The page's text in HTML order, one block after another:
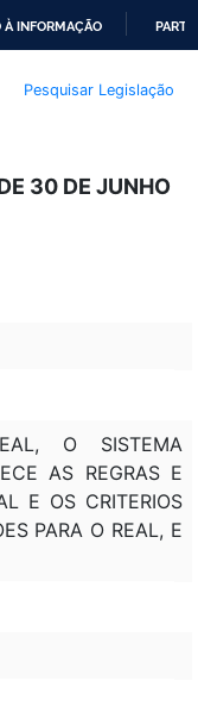
À INFORMAÇÃO
Pesquisar Legislação
30 DE JUNHO
O SISTEMA
AS REGRAS E
E OS CRITERIOS
PARA O REAL, E